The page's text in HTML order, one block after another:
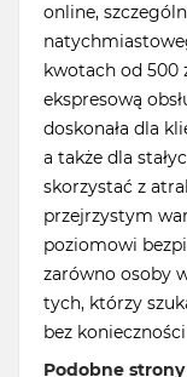
online,
kwotach od 500
ekspresową
doskonała dla
a także dla
skorzystać z
przejrzystym
poziomowi
zarówno osoby
tych, którzy
bez
Podobne